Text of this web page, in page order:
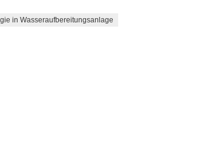
in Wasseraufbereitungsanlage